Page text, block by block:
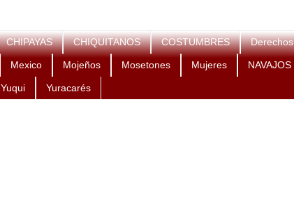
CHIPAYAS CHIQUITANOS COSTUMBRES Derechos
Mexico Mojeños Mosetones Mujeres NAVAJOS
Yuqui Yuracarés